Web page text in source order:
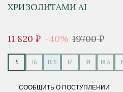
ХРИЗОЛИТАМИ AI
11 820 ₽ -40% 19700 ₽
15 16 16.5 17 18 18.5
СООБЩИТЬ О ПОСТУПЛЕНИИ